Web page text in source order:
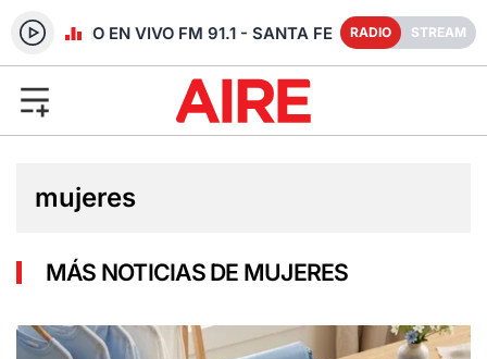
RADIO EN VIVO FM 91.1 - SANTA FE RADIO STREAM
mujeres
MÁS NOTICIAS DE MUJERES